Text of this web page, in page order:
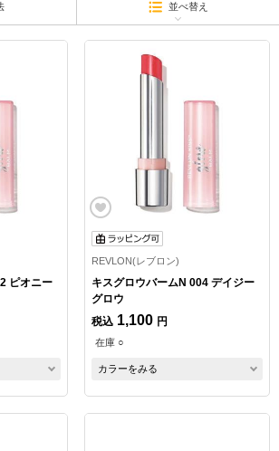
並べ替え
ピオニー
REVLON(レブロン)
キスグロウバームN 004 デイジー
グロウ
税込 1,100 円
在庫 ○
カラーをみる